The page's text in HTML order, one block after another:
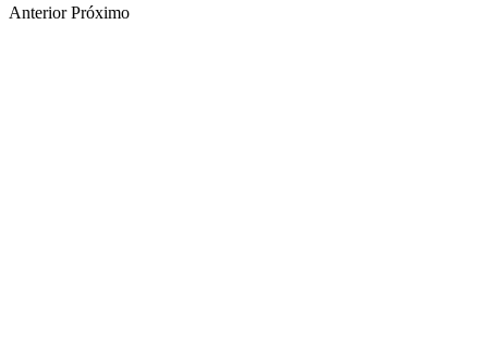
Anterior Próximo